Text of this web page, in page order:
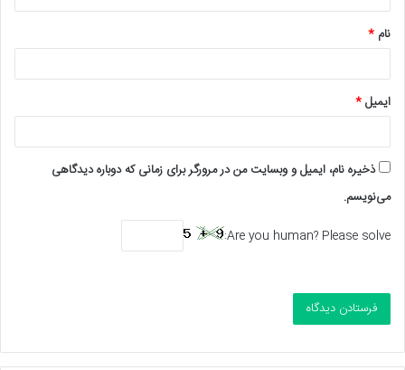
*
نام *
ایمیل*
ذخیره نام، ایمیل و وبسایت من در مرورگر برای زمانی که دوباره دیدگاهی
می‌نویسم.
Are you human? Please solve: